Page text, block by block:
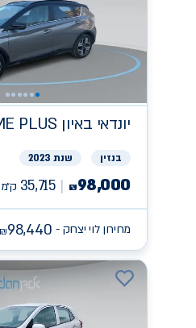
יונדאי PRIME PLUS באיון
בנזין שנת 2023
₪98,000
35,715 ק״מ
מחירון לוי יצחק - ₪98,440